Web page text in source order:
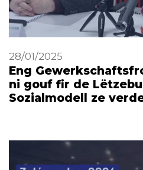
28/01/2025
Eng
ni gouf fir de
Sozialmodell ze